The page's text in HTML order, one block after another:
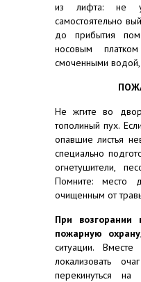
из лифта: не
самостоятельно
до прибытия
носовым
смоченными
Не жгите во
тополиный пух.
опавшие листья
специально
огнетушители,
Помните: место
очищенным от
При возгорании
пожарную охрану
ситуации.
локализовать
перекинуться